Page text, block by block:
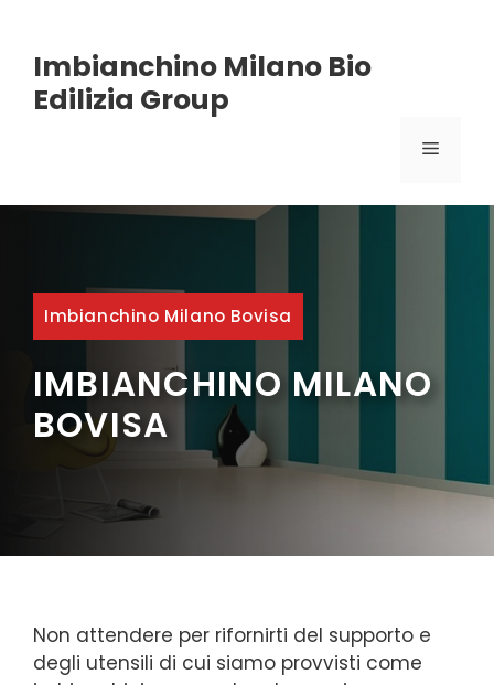
contenuto
Imbianchino Milano Bio
Edilizia Group
MENU
Imbianchino Milano Bovisa
IMBIANCHINO MILANO
BOVISA
Non attendere per rifornirti del supporto e
degli utensili di cui siamo provvisti come